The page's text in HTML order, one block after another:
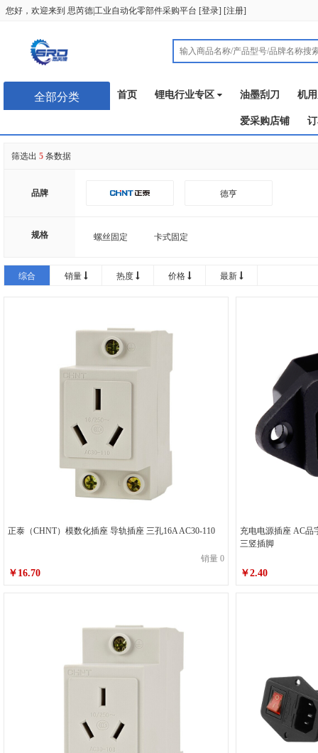
您好，欢迎来到 思芮德|工业自动化零部件采购平台 [登录] [注册]
全部分类 首页 锂电行业专区 油墨刮刀 机
爱采购店铺
筛选出 5 条数据
品牌 德亨
规格 螺丝固定 卡式固定
综合 销量 热度 价格 最新
正泰（CHNT）模数化插座 导轨插座 三孔16A AC30-110
销量 0
￥16.70
充电电源插座 AC品
三竖插脚
￥2.40